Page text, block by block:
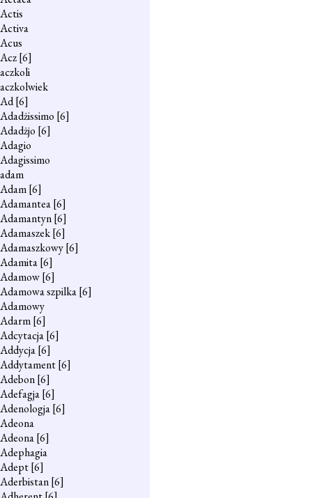
Actis
Activa
Acus
Acz[6]
aczkoli
aczkolwiek
Ad[6]
Adadżissimo [6]
Adadżjo [6]
Adagio
Adagissimo
adam
Adam[6]
Adamantea[6]
Adamantyn[6]
Adamaszek[6]
Adamaszkowy[6]
Adamita[6]
Adamow[6]
Adamowa szpilka[6]
Adamowy
Adarm[6]
Adcytacja[6]
Addycja[6]
Addytament[6]
Adebon[6]
Adefagja[6]
Adenologja[6]
Adeona
Adeona[6]
Adephagia
Adept[6]
Aderbistan[6]